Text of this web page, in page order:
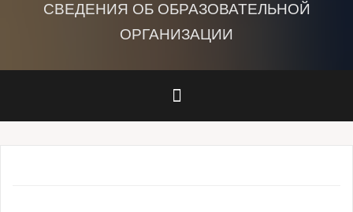
СВЕДЕНИЯ ОБ ОБРАЗОВАТЕЛЬНОЙ
ОРГАНИЗАЦИИ